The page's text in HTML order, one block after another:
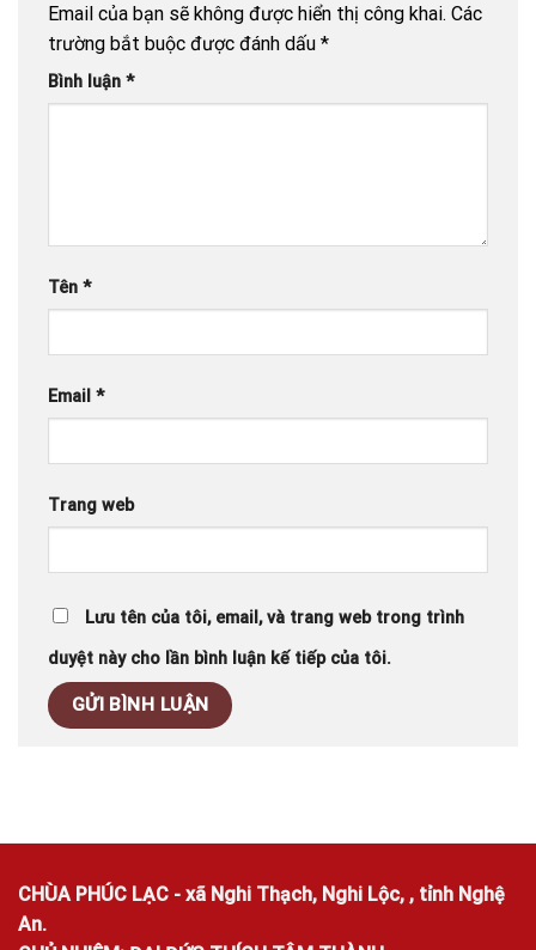
Email của bạn sẽ không được hiển thị công khai. Các
trường bắt buộc được đánh dấu *
Bình luận *
Tên *
Email *
Trang web
Lưu tên của tôi, email, và trang web trong trình
duyệt này cho lần bình luận kế tiếp của tôi.
CHÙA PHÚC LẠC - xã Nghi Thạch, Nghi Lộc, , tỉnh Nghệ
An.